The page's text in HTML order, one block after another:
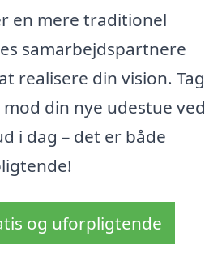
en mere traditionel
samarbejdspartnere
realisere din vision. Tag
din nye udestue ved
i dag – det er både
og uforpligtende